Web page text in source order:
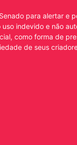
para alertar e
indevido e não
como forma de
de seus